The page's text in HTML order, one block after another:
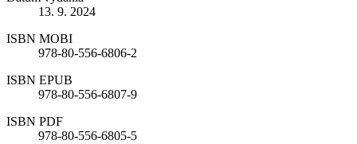
13. 9. 2024
ISBN MOBI
978-80-556-6806-2
ISBN EPUB
978-80-556-6807-9
ISBN PDF
978-80-556-6805-5